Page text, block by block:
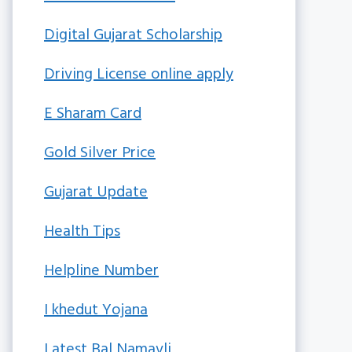
Digital Gujarat Scholarship
Driving License online apply
E Sharam Card
Gold Silver Price
Gujarat Update
Health Tips
Helpline Number
I khedut Yojana
Latest Bal Namavli